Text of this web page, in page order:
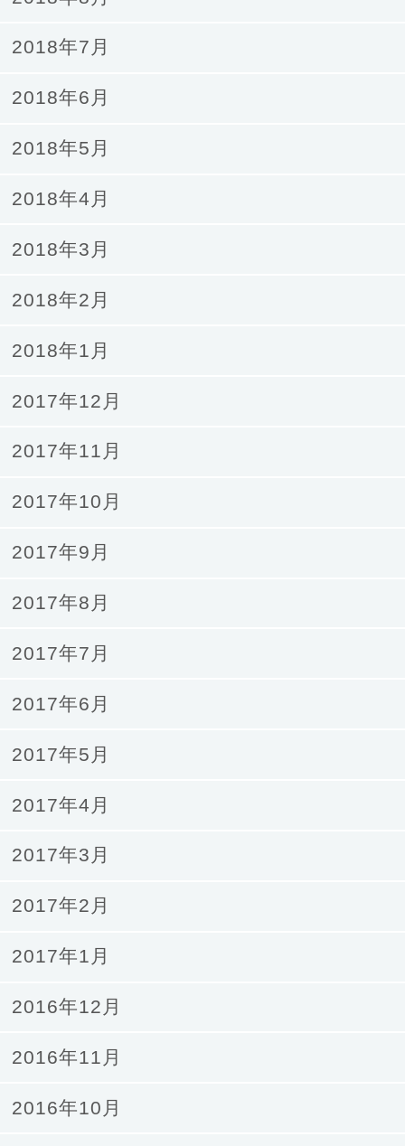
2018年7月
2018年6月
2018年5月
2018年4月
2018年3月
2018年2月
2018年1月
2017年12月
2017年11月
2017年10月
2017年9月
2017年8月
2017年7月
2017年6月
2017年5月
2017年4月
2017年3月
2017年2月
2017年1月
2016年12月
2016年11月
2016年10月